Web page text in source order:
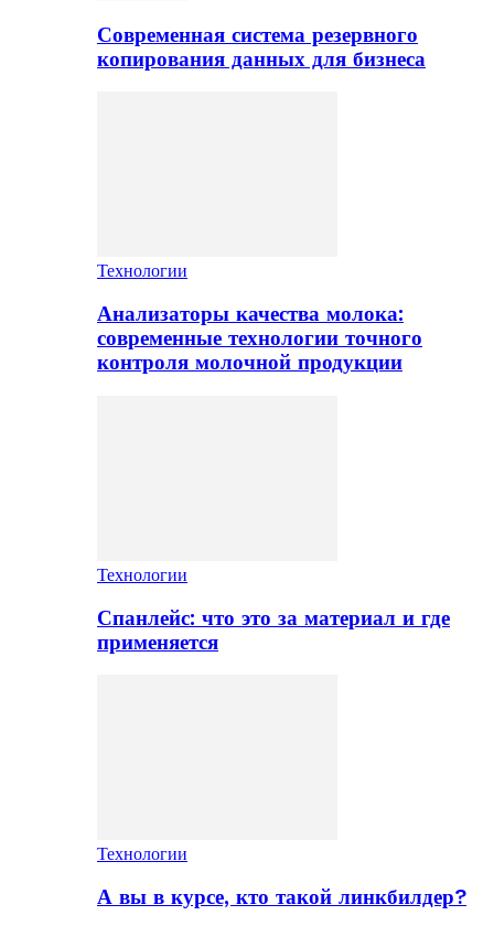
Современная система резервного
копирования данных для бизнеса
Технологии
Анализаторы качества молока:
современные технологии точного
контроля молочной продукции
Технологии
Спанлейс: что это за материал и где
применяется
Технологии
А вы в курсе, кто такой линкбилдер?